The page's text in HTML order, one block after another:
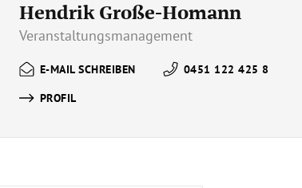
Hendrik Große-Homann
Veranstaltungsmanagement
E-MAIL SCHREIBEN
0451 122 425 8
PROFIL